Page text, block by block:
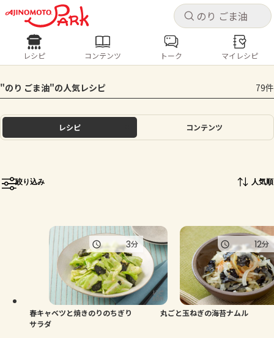
キャ
ログインするとレシピを保存できます
ログイン
ホーム
トーク
よくあるお問い合わせ
お買い物
キャ
レシピ コンテンツ
人気の食材・レシピ
きゅうり なす トマト とうもろこし
ピーマン
レシピ コンテンツ トーク マイレシピ
"のり ごま油"の人気レシピ 79件
レシピ コンテンツ
絞り込み 人気順
春キャベツと焼きのりのちぎり
サラダ
3分
丸ごと玉ねぎの海苔ナムル
12分